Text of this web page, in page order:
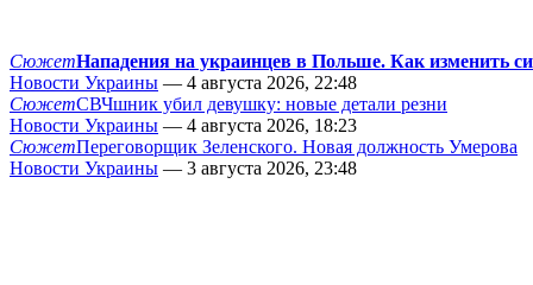
СюжетНападения на украинцев в Польше. Как изменить
Новости Украины — 4 августа 2026, 22:48
СюжетСВЧшник убил девушку: новые детали резни
Новости Украины — 4 августа 2026, 18:23
СюжетПереговорщик Зеленского. Новая должность Умерова
Новости Украины — 3 августа 2026, 23:48